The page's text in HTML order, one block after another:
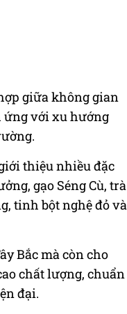
giữa không gian
ứng với xu hướng
thiệu nhiều đặc
gạo Séng Cù, trà
tinh bột nghệ đỏ và
Bắc mà còn cho
chất lượng, chuẩn
đại.